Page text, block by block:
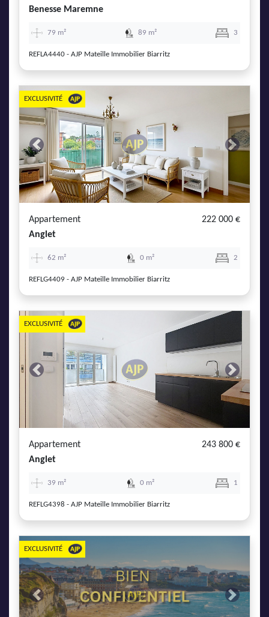
Benesse Maremne
79 m² 89 m² 3
REFLA4440 - AJP Mateille Immobilier Biarritz
Previous Next
EXCLUSIVITÉ
Appartement
222 000 €
Anglet
62 m² 0 m² 2
REFLG4409 - AJP Mateille Immobilier Biarritz
Previous Next
EXCLUSIVITÉ
Appartement
243 800 €
Anglet
39 m² 0 m² 1
REFLG4398 - AJP Mateille Immobilier Biarritz
Previous Next
EXCLUSIVITÉ